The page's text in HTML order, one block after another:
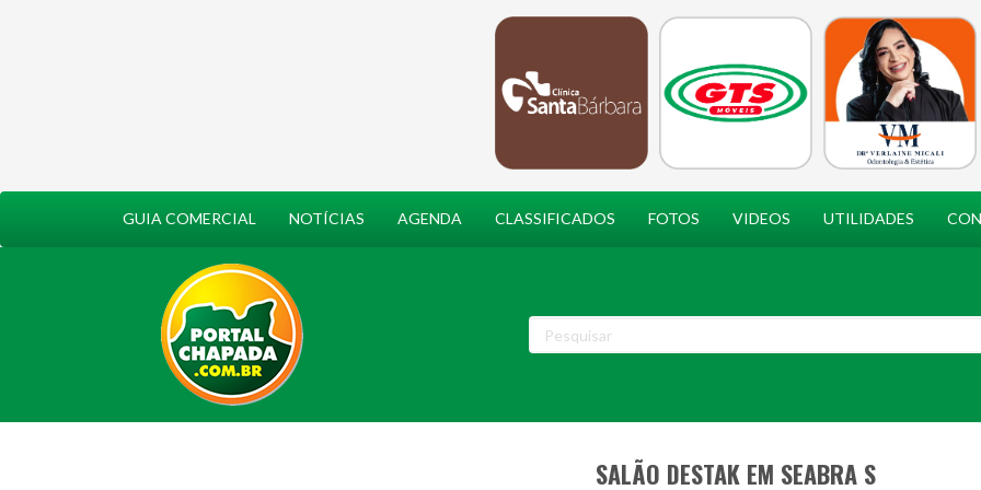
GUIA COMERCIAL NOTÍCIAS AGENDA CLASSIFICADOS FOTOS VIDEOS UTILIDADES
SALÃO DESTAK EM SEABRA S